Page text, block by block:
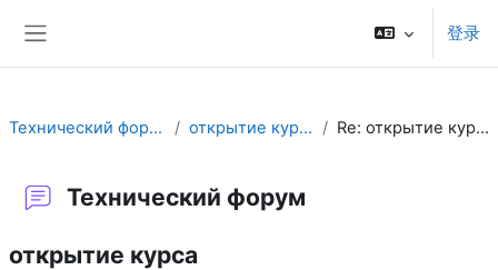
登录
Технический форум открытие курса Re: открытие курса
Технический форум
открытие курса